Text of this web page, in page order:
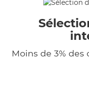
Moins de 3%